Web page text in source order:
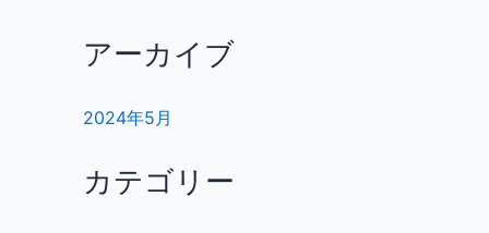
アーカイブ
2024年5月
カテゴリー